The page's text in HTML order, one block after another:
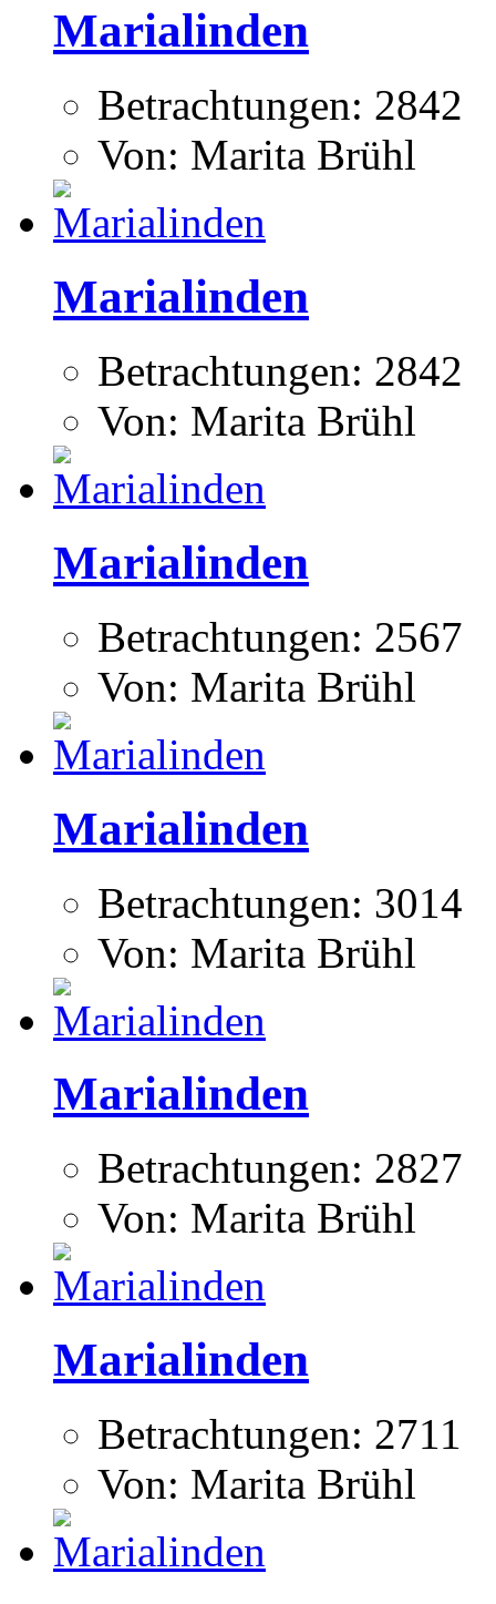
Marialinden
Betrachtungen: 2842
Von: Marita Brühl
Marialinden
Betrachtungen: 2842
Von: Marita Brühl
Marialinden
Betrachtungen: 2567
Von: Marita Brühl
Marialinden
Betrachtungen: 3014
Von: Marita Brühl
Marialinden
Betrachtungen: 2827
Von: Marita Brühl
Marialinden
Betrachtungen: 2711
Von: Marita Brühl